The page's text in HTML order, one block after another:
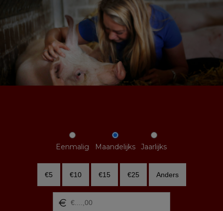
Eenmalig Maandelijks Jaarlijks
€5 €10 €15 €25 Anders